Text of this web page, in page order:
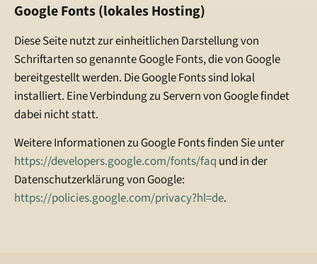
Google Fonts (lokales Hosting)
Diese Seite nutzt zur einheitlichen Darstellung von
Schriftarten so genannte Google Fonts, die von Google
bereitgestellt werden. Die Google Fonts sind lokal
installiert. Eine Verbindung zu Servern von Google findet
dabei nicht statt.
Weitere Informationen zu Google Fonts finden Sie unter
https://developers.google.com/fonts/faq und in der
Datenschutzerklärung von Google:
https://policies.google.com/privacy?hl=de.